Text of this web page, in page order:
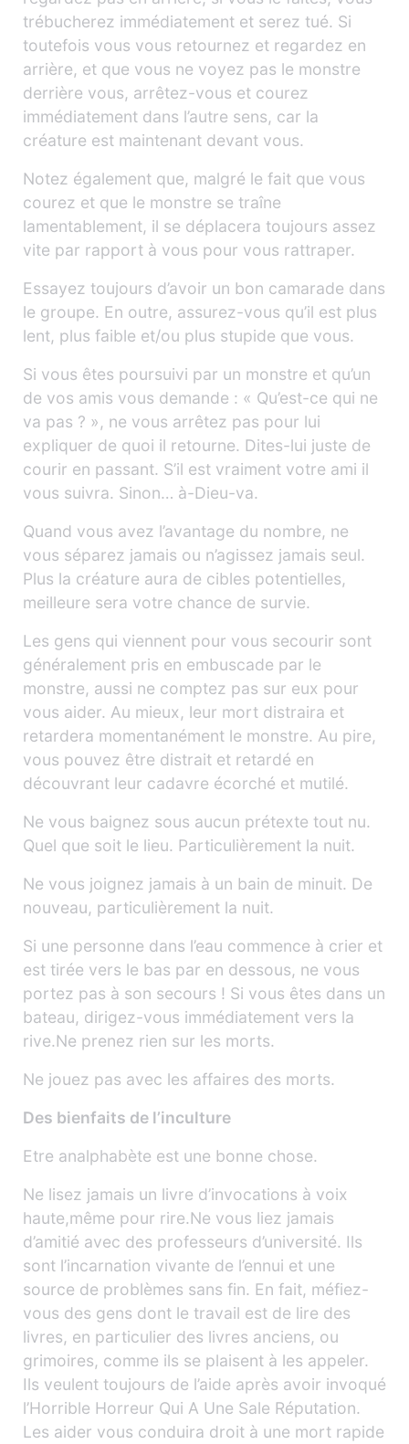
trébucherez immédiatement et serez tué. Si
toutefois vous vous retournez et regardez en
arrière, et que vous ne voyez pas le monstre
derrière vous, arrêtez-vous et courez
immédiatement dans l’autre sens, car la
créature est maintenant devant vous.
Notez également que, malgré le fait que vous
courez et que le monstre se traîne
lamentablement, il se déplacera toujours assez
vite par rapport à vous pour vous rattraper.
Essayez toujours d’avoir un bon camarade dans
le groupe. En outre, assurez-vous qu’il est plus
lent, plus faible et/ou plus stupide que vous.
Si vous êtes poursuivi par un monstre et qu’un
de vos amis vous demande : « Qu’est-ce qui ne
va pas ? », ne vous arrêtez pas pour lui
expliquer de quoi il retourne. Dites-lui juste de
courir en passant. S’il est vraiment votre ami il
vous suivra. Sinon… à-Dieu-va.
Quand vous avez l’avantage du nombre, ne
vous séparez jamais ou n’agissez jamais seul.
Plus la créature aura de cibles potentielles,
meilleure sera votre chance de survie.
Les gens qui viennent pour vous secourir sont
généralement pris en embuscade par le
monstre, aussi ne comptez pas sur eux pour
vous aider. Au mieux, leur mort distraira et
retardera momentanément le monstre. Au pire,
vous pouvez être distrait et retardé en
découvrant leur cadavre écorché et mutilé.
Ne vous baignez sous aucun prétexte tout nu.
Quel que soit le lieu. Particulièrement la nuit.
Ne vous joignez jamais à un bain de minuit. De
nouveau, particulièrement la nuit.
Si une personne dans l’eau commence à crier et
est tirée vers le bas par en dessous, ne vous
portez pas à son secours ! Si vous êtes dans un
bateau, dirigez-vous immédiatement vers la
rive.Ne prenez rien sur les morts.
Ne jouez pas avec les affaires des morts.
Des bienfaits de l’inculture
Etre analphabète est une bonne chose.
Ne lisez jamais un livre d’invocations à voix
haute,même pour rire.Ne vous liez jamais
d’amitié avec des professeurs d’université. Ils
sont l’incarnation vivante de l’ennui et une
source de problèmes sans fin. En fait, méfiez-
vous des gens dont le travail est de lire des
livres, en particulier des livres anciens, ou
grimoires, comme ils se plaisent à les appeler.
Ils veulent toujours de l’aide après avoir invoqué
l’Horrible Horreur Qui A Une Sale Réputation.
Les aider vous conduira droit à une mort rapide